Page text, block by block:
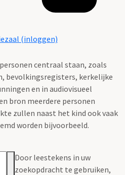
(inloggen)
centraal staan, zoals
bevolkingsregisters, kerkelijke
en in audiovisueel
bron meerdere personen
zullen naast het kind ook vaak
worden bijvoorbeeld.
Door leestekens in uw
zoekopdracht te gebruiken,